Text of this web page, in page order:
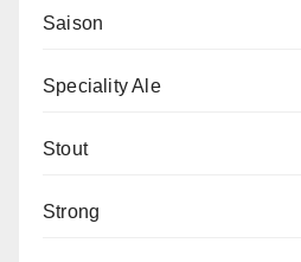
Saison
Speciality Ale
Stout
Strong